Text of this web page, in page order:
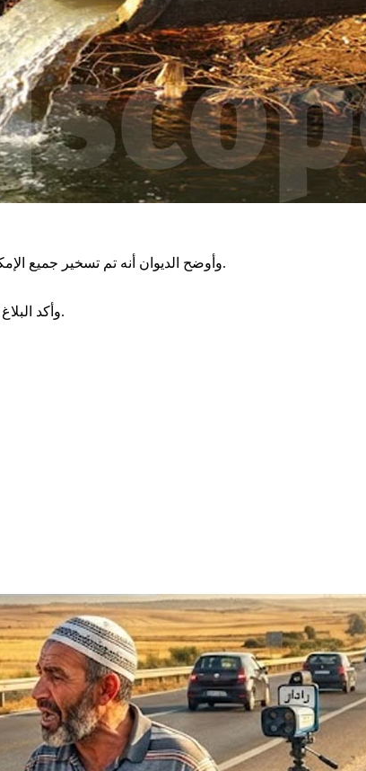
وأوضح الديوان أنه تم تسخير جميع الإمكانيات المتاحة، مع تعزيز نسق التدخل عبر تكليف شركة خاصة للقيام بأشغال الإصلاح في أسرع وقت ممكن.
وأكد البلاغ أنه سيتم إرجاع الوضع إلى ما كان عليه فور الانتهاء من أشغال الصيانة وإعادة تشغيل المحطة بشكل طبيعي.